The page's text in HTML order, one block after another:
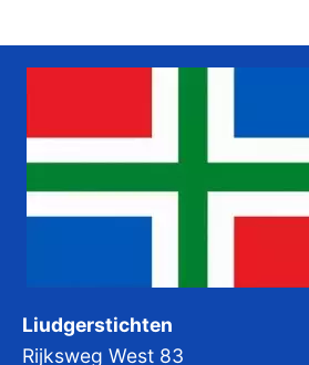
Liudgerstichten
Rijksweg West 83